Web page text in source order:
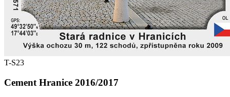
T-S23
Cement Hranice 2016/2017